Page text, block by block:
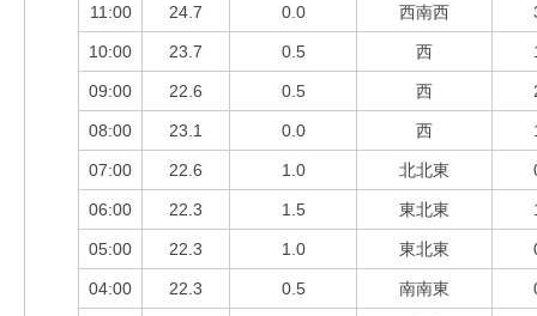
11:00 24.7 0.0 西南西
10:00 23.7 0.5 西
09:00 22.6 0.5 西
08:00 23.1 0.0 西
07:00 22.6 1.0 北北東
06:00 22.3 1.5 東北東
05:00 22.3 1.0 東北東
04:00 22.3 0.5 南南東